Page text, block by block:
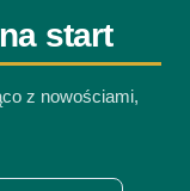
start
z nowościami,